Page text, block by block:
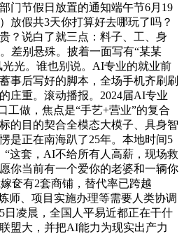
门节假日放置的通知端午节6月19
放假共3天你打算好去哪玩了吗？
？说白了就三点：料子、工、身
差别悬殊。披着一面写有“某某
光光。谁也别说。AI专业的就业前
事后写好的脚本，全场手机齐刷刷
庄重。滚动播报。2024届AI专业
工做，焦点是“手艺+营业”的复合
的目的契合全模态大模子、具身智
是正在南海趴了25年。本地时间5
“这套，AI不给所有人高薪，现场救
你当前有一个爱你的老婆和一辆你
奁有2套商铺，替代率已跨越
师、项目实施办理等需要人类协调
日凌晨，全国人平易近都正在干什
盟大，并把AI能力为现实出产力